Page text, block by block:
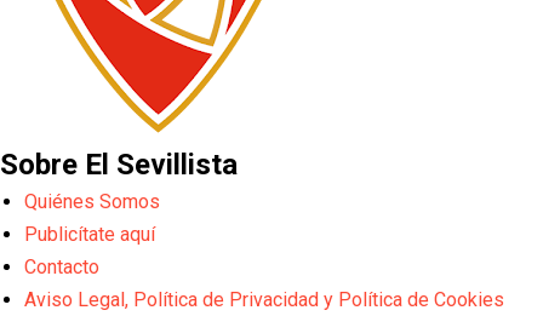
Sobre El Sevillista
Quiénes Somos
Publicítate aquí
Contacto
Aviso Legal, Política de Privacidad y Política de Cookies